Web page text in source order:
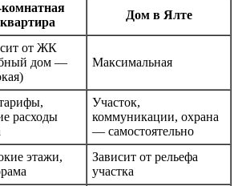
комнатная
квартира
Дом в Ялте
от ЖК
дом —
Максимальная
расходы
Участок,
коммуникации, охрана
— самостоятельно
этажи,
Зависит от рельефа
участка